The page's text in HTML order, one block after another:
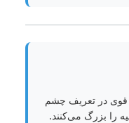
قوی در تعریف چشم
را بزرگ می‌کنند.